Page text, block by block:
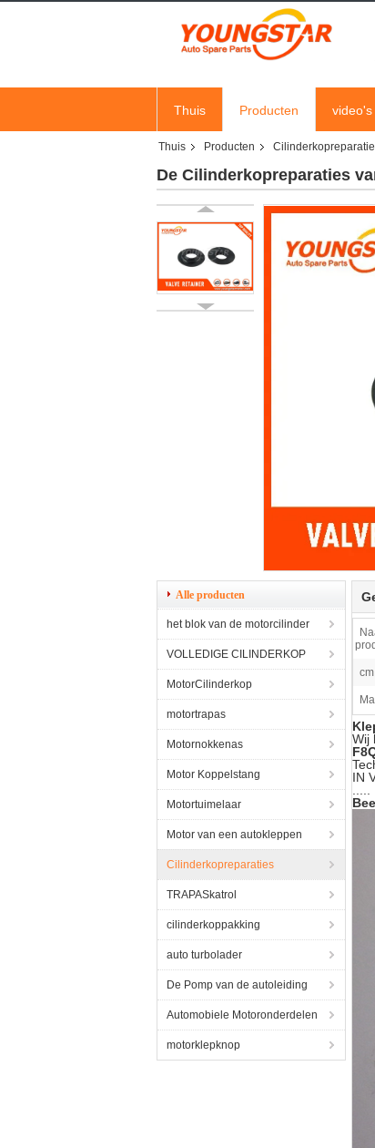
Thuis Producten video's
Thuis Producten
De Cilinderkopreparaties
Alle producten
het blok van de motorcilinder
VOLLEDIGE CILINDERKOP
MotorCilinderkop
motortrapas
Motornokkenas
Motor Koppelstang
Motortuimelaar
Motor van een autokleppen
Cilinderkopreparaties
TRAPASkatrol
cilinderkoppakking
auto turbolader
De Pomp van de autoleiding
Automobiele Motoronderdelen
motorklepknop
cm
Wij
IN